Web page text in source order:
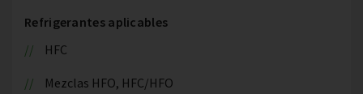
Refrigerantes aplicables
HFC
Mezclas HFO, HFC/HFO